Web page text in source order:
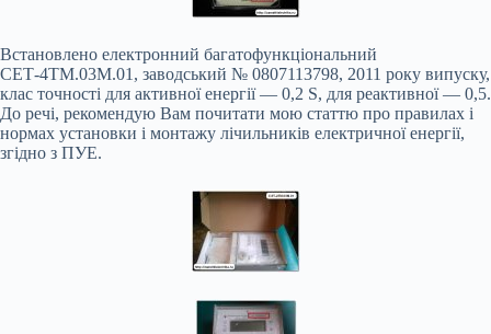
Встановлено електронний багатофункціональний
СЕТ-4ТМ.03М.01, заводський № 0807113798, 2011 року випуску,
клас точності для активної енергії — 0,2 S, для реактивної — 0,5.
До речі, рекомендую Вам почитати мою статтю про правилах і
нормах установки і монтажу лічильників електричної енергії,
згідно з ПУЕ.